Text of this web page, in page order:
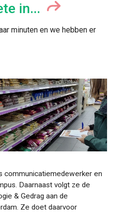
in...
minuten en we hebben er
communicatiemedewerker en
Daarnaast volgt ze de
& Gedrag aan de
Ze doet daarvoor